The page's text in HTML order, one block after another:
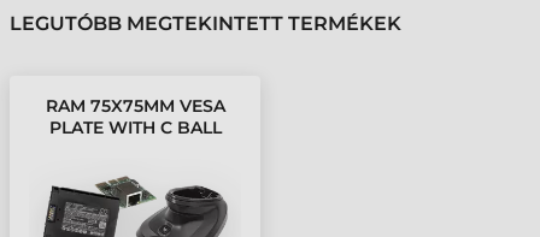
LEGUTÓBB MEGTEKINTETT TERMÉKEK
RAM 75X75MM VESA
PLATE WITH C BALL